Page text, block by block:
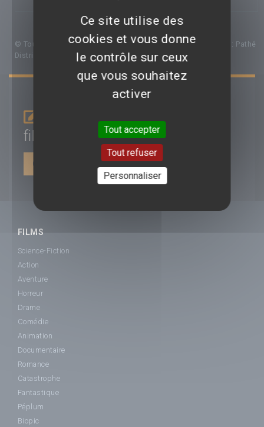
© Toutes les affiches et images de ce film appartiennent à : Pathé
Distribution
Je donne mon avis sur le
film
Coutures
CONNEXION | INSCRIPTION
FILMS
Science-Fiction
Action
Aventure
Horreur
Drame
Comédie
Animation
Documentaire
Romance
Catastrophe
Fantastique
Péplum
Biopic
Ce site utilise des
cookies et vous donne
le contrôle sur ceux
que vous souhaitez
activer
Tout accepter
Tout refuser
Personnaliser